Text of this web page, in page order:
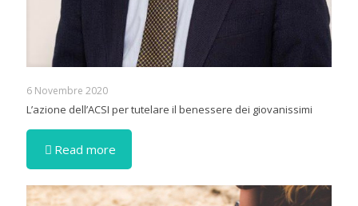
6 Novembre 2020
L’azione dell’ACSI per tutelare il benessere dei giovanissimi
Read more